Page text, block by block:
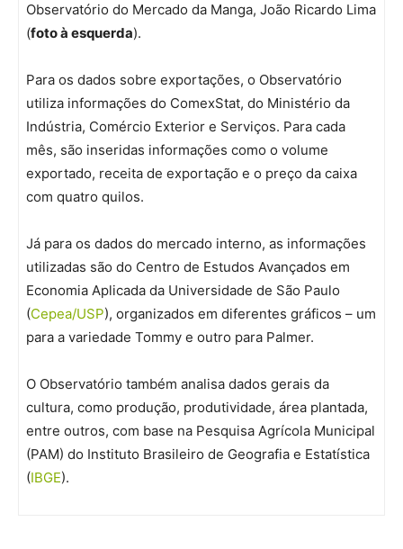
Observatório do Mercado da Manga, João Ricardo Lima
(foto à esquerda).
Para os dados sobre exportações, o Observatório
utiliza informações do ComexStat, do Ministério da
Indústria, Comércio Exterior e Serviços. Para cada
mês, são inseridas informações como o volume
exportado, receita de exportação e o preço da caixa
com quatro quilos.
Já para os dados do mercado interno, as informações
utilizadas são do Centro de Estudos Avançados em
Economia Aplicada da Universidade de São Paulo
(Cepea/USP), organizados em diferentes gráficos – um
para a variedade Tommy e outro para Palmer.
O Observatório também analisa dados gerais da
cultura, como produção, produtividade, área plantada,
entre outros, com base na Pesquisa Agrícola Municipal
(PAM) do Instituto Brasileiro de Geografia e Estatística
(IBGE).